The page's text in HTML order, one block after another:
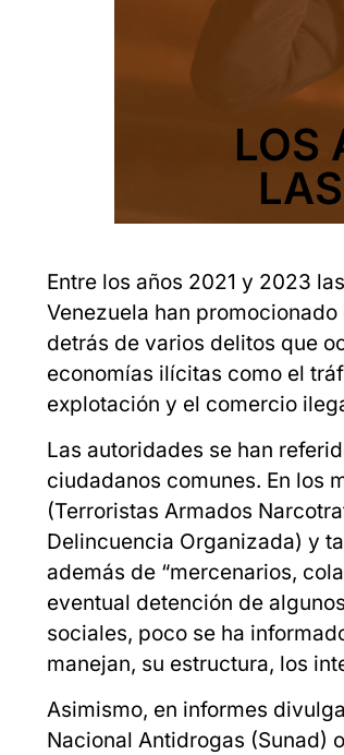
LOS
Entre los años 2021 y 2023
Venezuela han
detrás de varios delitos que
economías ilícitas como el
explotación y el comercio
Las autoridades se han
ciudadanos comunes. En los
(Terroristas Armados
Delincuencia Organizada) y
además de “mercenarios,
eventual detención de
sociales, poco se ha
manejan, su estructura, los
Asimismo, en informes
Nacional Antidrogas (Sunad)